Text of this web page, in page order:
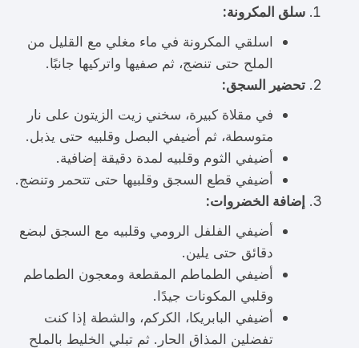
سلق المكرونة:
اسلقي المكرونة في ماء مغلي مع القليل من
الملح حتى تنضج، ثم صفيها واتركيها جانبًا.
تحضير السجق:
في مقلاة كبيرة، سخني زيت الزيتون على نار
متوسطة، ثم أضيفي البصل وقلبيه حتى يذبل.
أضيفي الثوم وقلبيه لمدة دقيقة إضافية.
أضيفي قطع السجق وقلبيها حتى تتحمر وتنضج.
إضافة الخضروات:
أضيفي الفلفل الرومي وقلبيه مع السجق لبضع
دقائق حتى يلين.
أضيفي الطماطم المقطعة ومعجون الطماطم
وقلبي المكونات جيدًا.
أضيفي البابريكا، الكركم، والشطة إذا كنت
تفضلين المذاق الحار. ثم تبلي الخليط بالملح